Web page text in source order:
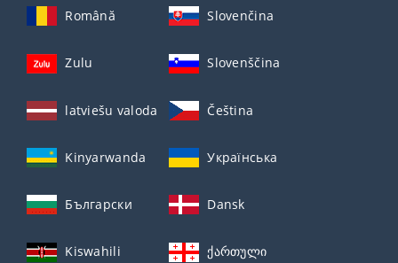
Română Slovenčina
Zulu Slovenščina
latviešu valoda Čeština
Kinyarwanda Українська
Български Dansk
Kiswahili ქართული